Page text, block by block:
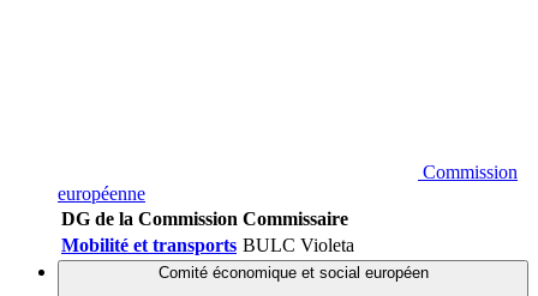
Commission
européenne
DG de la Commission Commissaire
Mobilité et transports BULC Violeta
Comité économique et social européen